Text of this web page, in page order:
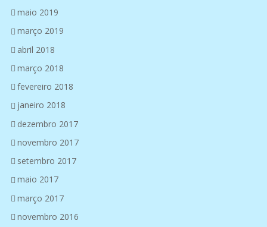
maio 2019
março 2019
abril 2018
março 2018
fevereiro 2018
janeiro 2018
dezembro 2017
novembro 2017
setembro 2017
maio 2017
março 2017
novembro 2016